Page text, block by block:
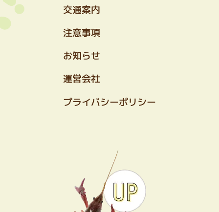
交通案内
注意事項
お知らせ
運営会社
プライバシーポリシー